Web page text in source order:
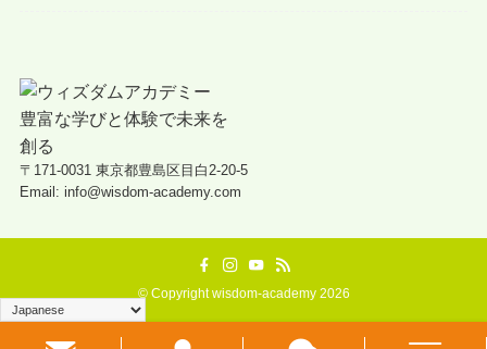
〒171-0031 東京都豊島区目白2-20-5
Email: info@wisdom-academy.com
©Copyright wisdom-academy 2026